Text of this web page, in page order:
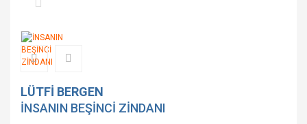
LÜTFİ BERGEN
İNSANIN BEŞİNCİ ZİNDANI